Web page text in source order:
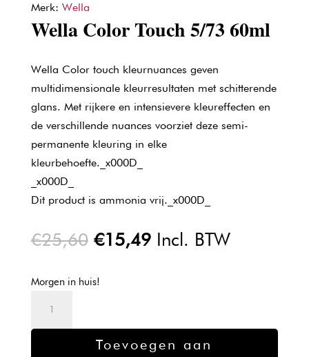
Merk: Wella
Wella Color Touch 5/73 60ml
Wella Color touch kleurnuances geven
multidimensionale kleurresultaten met schitterende
glans. Met rijkere en intensievere kleureffecten en
de verschillende nuances voorziet deze semi-
permanente kleuring in elke
kleurbehoefte._x000D_
_x000D_
Dit product is ammonia vrij._x000D_
€25,60 Oorspronkelijke
was:
€15,49Huidige
Incl. BTW
Morgen in huis!
Toevoegen aan